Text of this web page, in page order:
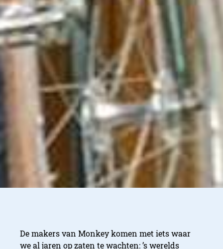
De makers van Monkey komen met iets waar
we al jaren op zaten te wachten: ’s werelds